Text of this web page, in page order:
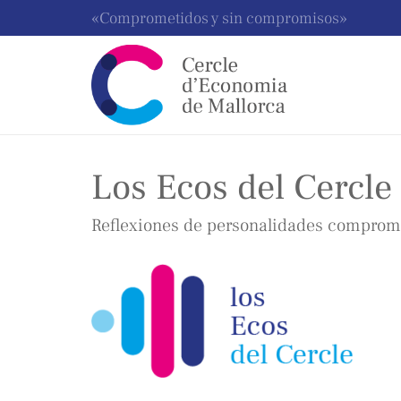
«Comprometidos y sin compromisos»
Los Ecos del Cercle
Reflexiones de personalidades